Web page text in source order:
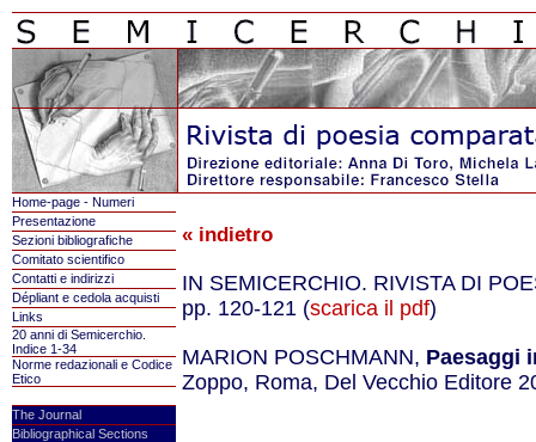
Home-page - Numeri
Presentazione
Sezioni bibliografiche
Comitato scientifico
Contatti e indirizzi
Dépliant e cedola acquisti
Links
20 anni di Semicerchio.
Indice 1-34
Norme redazionali e Codice
Etico
The Journal
Bibliographical Sections
« indietro
IN SEMICERCHIO. RIVISTA DI
pp. 120-121 (scarica il pdf)
MARION POSCHMANN, Paesaggi
Zoppo, Roma, Del Vecchio Editore